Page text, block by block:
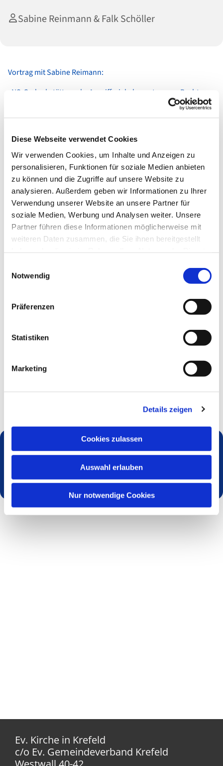
Diese Webseite verwendet Cookies
Wir verwenden Cookies, um Inhalte und Anzeigen zu
personalisieren, Funktionen für soziale Medien anbieten
zu können und die Zugriffe auf unsere Website zu
analysieren. Außerdem geben wir Informationen zu Ihrer
Verwendung unserer Website an unsere Partner für
soziale Medien, Werbung und Analysen weiter. Unsere
Partner führen diese Informationen möglicherweise mit
weiteren Daten zusammen, die Sie ihnen bereitgestellt
Notwendig
Präferenzen
Statistiken
Marketing
Details zeigen
Cookies zulassen
Auswahl erlauben
Nur notwendige Cookies
Sabine Reinmann & Falk Schöller
Vortrag mit Sabine Reimann:
„NS-Gedenkstätten als Angriffsziel der extremen Rechten –
extremistischer Angriffe und gesellschaftlicher Debatten. Der
Formen der Gegenwehr und lädt zur gemeinsamen
Auseinandersetzung mit Erinnerungskultur und
demokratischer Verantwortung ein.
Veranstalter:
Villa Merländer e.V. in Kooperation mit der Citykirche Krefeld
Dies könnte Sie auch interessieren
Ev. Kirche in Krefeld
c/o Ev. Gemeindeverband Krefeld